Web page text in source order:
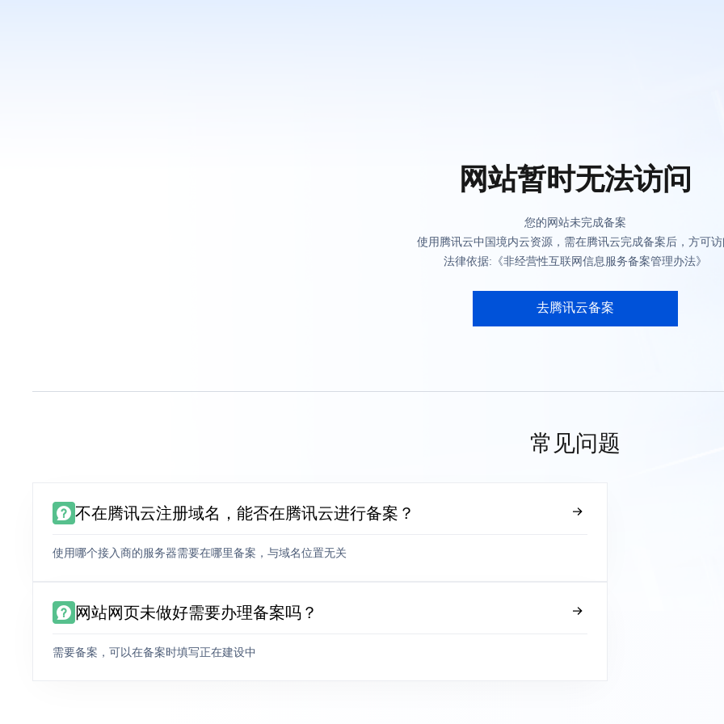
网站暂时无法访问
您的网站未完成备案
使用腾讯云中国境内云资源，需在腾讯云完成备案后，方可
法律依据:《非经营性互联网信息服务备案管理办法》
去腾讯云备案
常见问题
不在腾讯云注册域名，能否在腾讯云进行备案？
使用哪个接入商的服务器需要在哪里备案，与域名位置无关
网站网页未做好需要办理备案吗？
需要备案，可以在备案时填写正在建设中